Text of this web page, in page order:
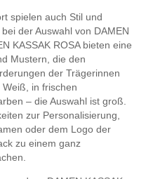
spielen auch Stil und
der Auswahl von DAMEN
KASSAK ROSA bieten eine
Mustern, die den
der Trägerinnen
in frischen
– die Auswahl ist groß.
zur Personalisierung,
oder dem Logo der
zu einem ganz